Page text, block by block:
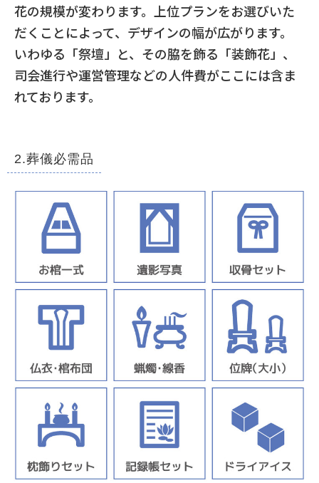
花の規模が変わります。上位プランをお選びいた
だくことによって、デザインの幅が広がります。
いわゆる「祭壇」と、その脇を飾る「装飾花」、
司会進行や運営管理などの人件費がここには含ま
れております。
2.葬儀必需品